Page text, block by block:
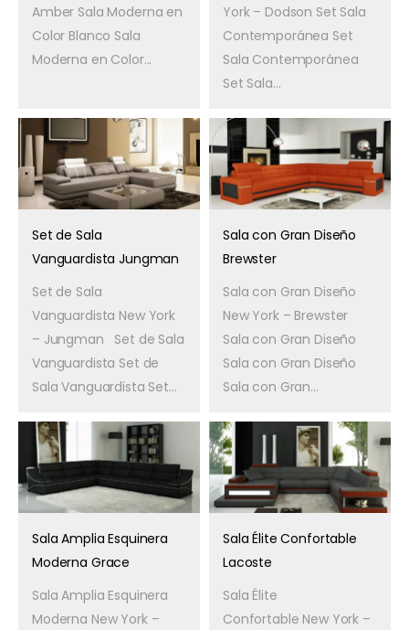
Amber Sala Moderna en
Color Blanco Sala
Moderna en Color...
York – Dodson Set Sala
Contemporánea Set
Sala Contemporánea
Set Sala...
Set de Sala
Vanguardista Jungman
Set de Sala
Vanguardista New York
– Jungman Set de Sala
Vanguardista Set de
Sala Vanguardista Set...
Sala con Gran Diseño
Brewster
Sala con Gran Diseño
New York – Brewster
Sala con Gran Diseño
Sala con Gran Diseño
Sala con Gran...
Sala Amplia Esquinera
Moderna Grace
Sala Amplia Esquinera
Moderna New York –
Sala Élite Confortable
Lacoste
Sala Élite
Confortable New York –